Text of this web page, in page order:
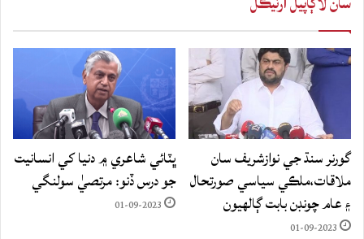
گورنر سنڌ جي نوازشريف سان
ملاقات،ملڪي سياسي صورتحال
۽ عام چونڊن بابت ڳالهيون
01-09-2023
ڀٽائي شاعري ۾ دنيا کي انسانيت
جو درس ڏنو: مرتصيٰ سولنگي
01-09-2023